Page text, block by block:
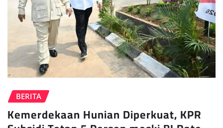
BERITA
Kemerdekaan Hunian Diperkuat, KPR